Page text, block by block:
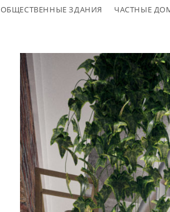
ОБЩЕСТВЕННЫЕ ЗДАНИЯ ЧАСТНЫЕ